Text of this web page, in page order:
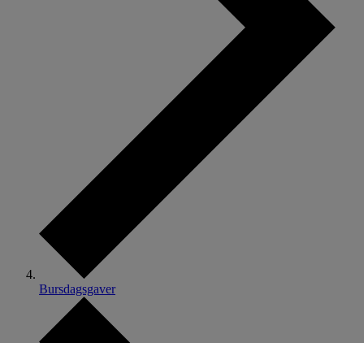
Bursdagsgaver